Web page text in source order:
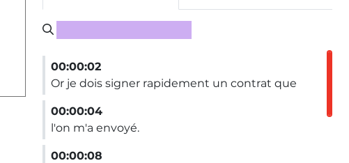
00:00:02
Or je dois signer rapidement un contrat que
00:00:04
l'on m'a envoyé.
00:00:08